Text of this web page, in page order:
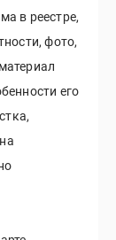
в реестре,
фото,
его